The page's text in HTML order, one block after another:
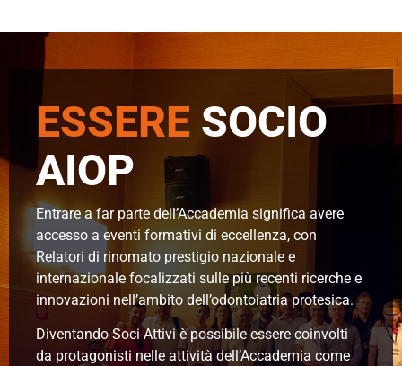
ESSERE SOCIO
AIOP
Entrare a far parte dell’Accademia significa avere
accesso a eventi formativi di eccellenza, con
Relatori di rinomato prestigio nazionale e
internazionale focalizzati sulle più recenti ricerche e
innovazioni nell’ambito dell’odontoiatria protesica.
Diventando Soci Attivi è possibile essere coinvolti
da protagonisti nelle attività dell’Accademia come